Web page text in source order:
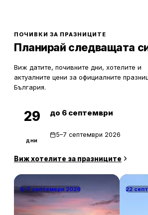
ПОЧИВКИ ЗА ПРАЗНИЦИТЕ
Планирай следващата
Виж датите, почивните дни, хотелите и
актуалните цени за официалните
България.
29
дни
до 6 септември
5–7 септември 2026
Виж хотелите за празниците
5–7 септември 2026 22